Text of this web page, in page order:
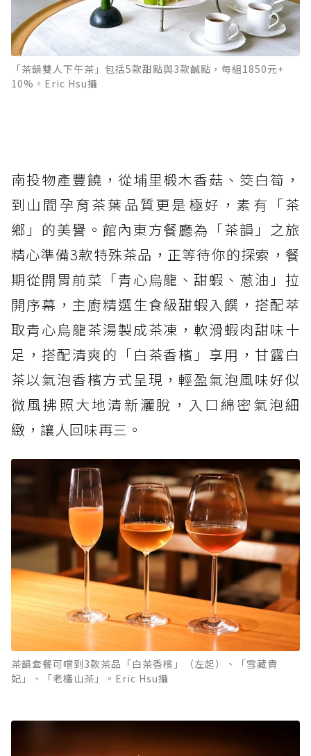
「茶韻雙人下午茶」包括5款甜點與3款鹹點，每組1850元+
10%。Eric Hsu攝
南投物產豐饒，從埔里椴木香菇、筊白筍，
到山間孕育茶葉品質更是極好，素有「茶
鄉」的美譽。館內東方餐廳為「茶韻」之旅
精心準備3款特殊茶品，正等待你的探索，餐
期從開胃前菜「青心烏龍、甜蝦、蔥油」拉
開序幕，主廚精選生食級甜蝦入饌，搭配萃
取青心烏龍茶湯製成茶凍，軟滑蝦肉甜味十
足，搭配清爽的「白茶香檳」享用，甘露白
茶以氣泡香檳方式呈現，輕盈氣泡風味好似
微風拂照大地清新灑脫，入口綿密氣泡細
緻，讓人回味再三。
茶韻套餐可嚐到3款茶品「白茶香檳」（左起）、「雪藏貴
妃」、「老欉山茶」。Eric Hsu攝